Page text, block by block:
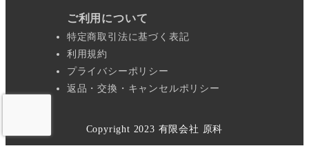
が
あ
ご利用について
特定商取引法に基づく表記
利用規約
プライバシーポリシー
返品・交換・キャンセルポリシー
Copyright 2023 有限会社 原科